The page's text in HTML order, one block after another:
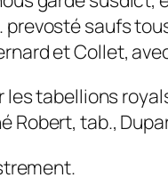
saufs
et Collet,
les tabellions
Robert, tab.,